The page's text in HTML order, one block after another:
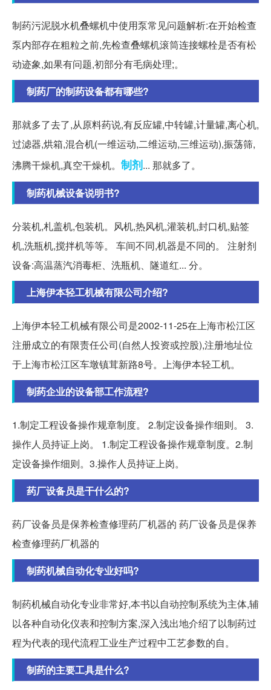
制药污泥脱水机叠螺机中使用泵常见问题解析:在开始检查
泵内部存在粗粒之前,先检查叠螺机滚筒连接螺栓是否有松
动迹象,如果有问题,初部分有毛病处理;。
制药厂的制药设备都有哪些?
那就多了去了,从原料药说,有反应罐,中转罐,计量罐,离心机,
过滤器,烘箱,混合机(一维运动,二维运动,三维运动),振荡筛,
沸腾干燥机,真空干燥机。 制剂... 那就多了。
制药机械设备说明书?
分装机,札盖机,包装机。风机,热风机,灌装机,封口机,贴签
机,洗瓶机,搅拌机等等。 车间不同,机器是不同的。 注射剂
设备:高温蒸汽消毒柜、洗瓶机、隧道红... 分。
上海伊本轻工机械有限公司介绍?
上海伊本轻工机械有限公司是2002-11-25在上海市松江区
注册成立的有限责任公司(自然人投资或控股),注册地址位
于上海市松江区车墩镇茸新路8号。上海伊本轻工机。
制药企业的设备部工作流程?
1.制定工程设备操作规章制度。 2.制定设备操作细则。 3.
操作人员持证上岗。 1.制定工程设备操作规章制度。2.制
定设备操作细则。3.操作人员持证上岗。
药厂设备员是干什么的?
药厂设备员是保养检查修理药厂机器的 药厂设备员是保养
检查修理药厂机器的
制药机械自动化专业好吗?
制药机械自动化专业非常好,本书以自动控制系统为主体,辅
以各种自动化仪表和控制方案,深入浅出地介绍了以制药过
程为代表的现代流程工业生产过程中工艺参数的自。
制药的主要工具是什么?